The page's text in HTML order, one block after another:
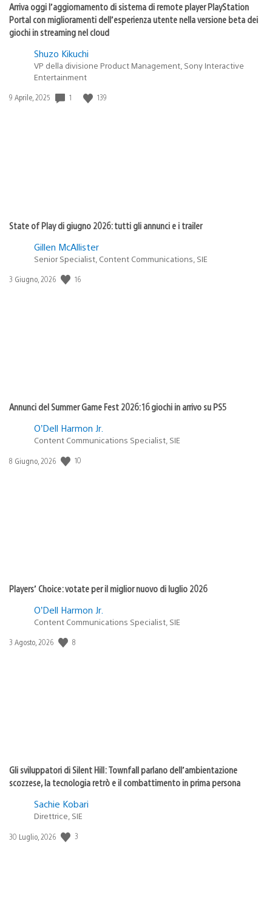
Arriva oggi l’aggiornamento di sistema di remote player PlayStation
Portal con miglioramenti dell’esperienza utente nella versione beta dei
giochi in streaming nel cloud
Shuzo Kikuchi
VP della divisione Product Management, Sony Interactive
Entertainment
Data
9 Aprile, 2025 1 139
State of Play di giugno 2026: tutti gli annunci e i trailer
Gillen McAllister
Senior Specialist, Content Communications, SIE
Data
3 Giugno, 2026 16
Annunci del Summer Game Fest 2026: 16 giochi in arrivo su PS5
O’Dell Harmon Jr.
Content Communications Specialist, SIE
Data
8 Giugno, 2026 10
Players’ Choice: votate per il miglior nuovo di luglio 2026
O’Dell Harmon Jr.
Content Communications Specialist, SIE
Data
3 Agosto, 2026 8
Gli sviluppatori di Silent Hill: Townfall parlano dell’ambientazione
scozzese, la tecnologia retrò e il combattimento in prima persona
Sachie Kobari
Direttrice, SIE
Data
30 Luglio, 2026 3